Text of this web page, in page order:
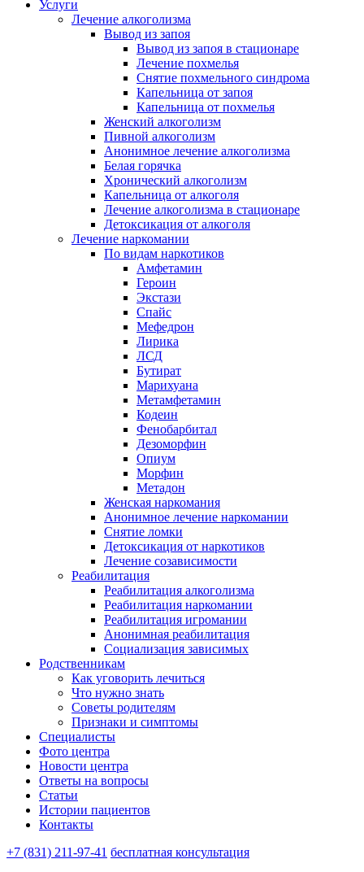
Услуги
Лечение алкоголизма
Вывод из запоя
Вывод из запоя в стационаре
Лечение похмелья
Снятие похмельного синдрома
Капельница от запоя
Капельница от похмелья
Женский алкоголизм
Пивной алкоголизм
Анонимное лечение алкоголизма
Белая горячка
Хронический алкоголизм
Капельница от алкоголя
Лечение алкоголизма в стационаре
Детоксикация от алкоголя
Лечение наркомании
По видам наркотиков
Амфетамин
Героин
Экстази
Спайс
Мефедрон
Лирика
ЛСД
Бутират
Марихуана
Метамфетамин
Кодеин
Фенобарбитал
Дезоморфин
Опиум
Морфин
Метадон
Женская наркомания
Анонимное лечение наркомании
Снятие ломки
Детоксикация от наркотиков
Лечение созависимости
Реабилитация
Реабилитация алкоголизма
Реабилитация наркомании
Реабилитация игромании
Анонимная реабилитация
Социализация зависимых
Родственникам
Как уговорить лечиться
Что нужно знать
Советы родителям
Признаки и симптомы
Специалисты
Фото центра
Новости центра
Ответы на вопросы
Статьи
Истории пациентов
Контакты
+7 (831) 211-97-41 бесплатная консультация